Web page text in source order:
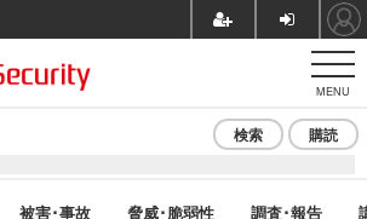
MENU
検索 購読
被害･事故 脅威･脆弱性 調査･報告